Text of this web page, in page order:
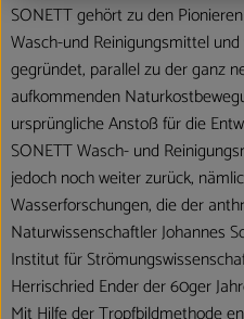
SONETT gehört zu den
Wasch-und Reinigungsmittel und
gegründet, parallel zu der ganz
aufkommenden
ursprüngliche Anstoß für die
SONETT Wasch- und
jedoch noch weiter zurück,
Wasserforschungen, die der
Naturwissenschaftler Johannes
Institut für
Herrischried Ender der 60ger